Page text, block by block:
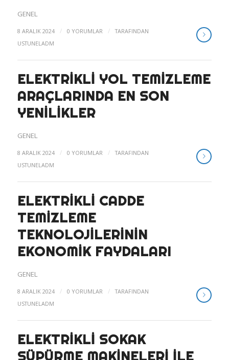
GENEL
8 ARALIK 2024 / 0 YORUMLAR /
TARAFINDAN
USTUNELADM
ELEKTRIKLI YOL TEMIZLEME
ARAÇLARINDA EN SON
YENILIKLER
GENEL
8 ARALIK 2024 / 0 YORUMLAR /
TARAFINDAN
USTUNELADM
ELEKTRIKLI CADDE
TEMIZLEME
TEKNOLOJILERININ
EKONOMIK FAYDALARI
GENEL
8 ARALIK 2024 / 0 YORUMLAR /
TARAFINDAN
USTUNELADM
ELEKTRIKLI SOKAK
SÜPÜRME MAKINELERI ILE